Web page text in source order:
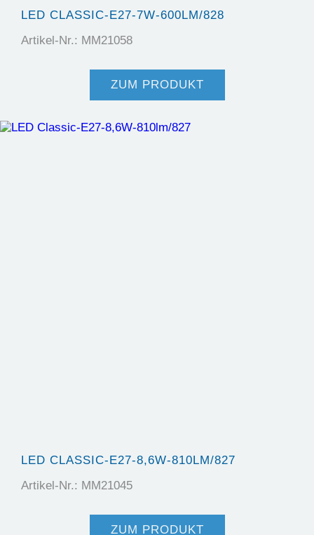
LED CLASSIC-E27-7W-600LM/828
Artikel-Nr.: MM21058
ZUM PRODUKT
LED CLASSIC-E27-8,6W-810LM/827
Artikel-Nr.: MM21045
ZUM PRODUKT